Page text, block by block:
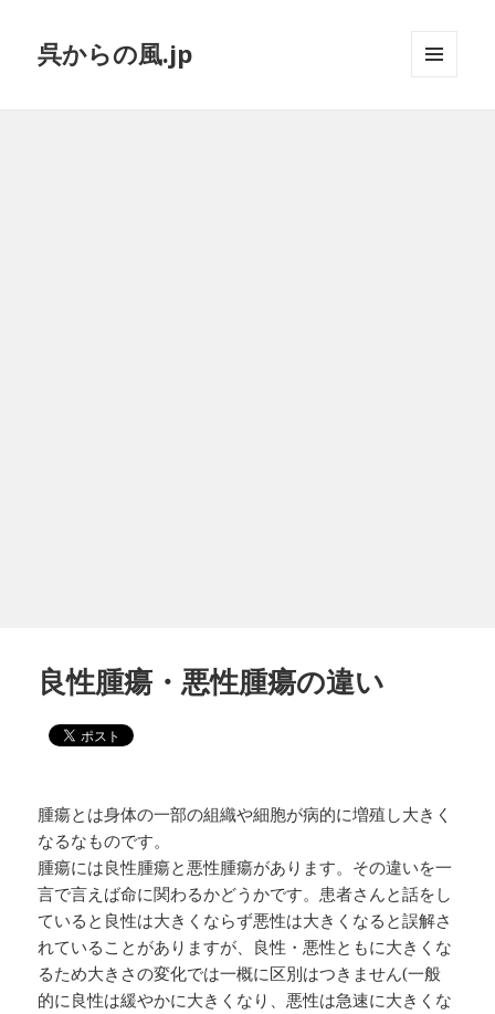
呉からの風.jp
良性腫瘍・悪性腫瘍の違い
腫瘍とは身体の一部の組織や細胞が病的に増殖し大きく
なるなものです。
腫瘍には良性腫瘍と悪性腫瘍があります。その違いを一
言で言えば命に関わるかどうかです。患者さんと話をし
ていると良性は大きくならず悪性は大きくなると誤解さ
れていることがありますが、良性・悪性ともに大きくな
るため大きさの変化では一概に区別はつきません(一般
的に良性は緩やかに大きくなり、悪性は急速に大きくな